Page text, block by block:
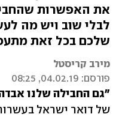
את האפשרות
לבלי שוב ויש מה
שלכם בכל זאת
מירב קריסטל
פורסם: 04.02.19, 08:25
"גם החבילה שלנו